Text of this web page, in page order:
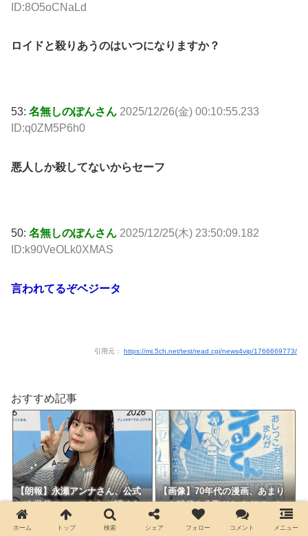
ID:8O5oCNaLd
ロイドと殺りあうのはいつになりますか？
53: 名無しのぽんさん 2025/12/26(金) 00:10:55.233
ID:q0ZM5P6h0
悪人しか殺してないからセーフ
50: 名無しのぽんさん 2025/12/25(木) 23:50:09.182
ID:k90VeOLk0XMAS
言われてるぞベジータ
引用元： https://mi.5ch.net/test/read.cgi/news4vip/1766669773/
おすすめ記事
【朗報】永瀬アンナさん、公式
に次世代のエースとして認めら
れる
【画像】70年代の漫画、あまり
にも時代を先取りしすぎていた
ｗｗｗｗ
ホーム トップ 検索 シェア フォロー コメント メニュー